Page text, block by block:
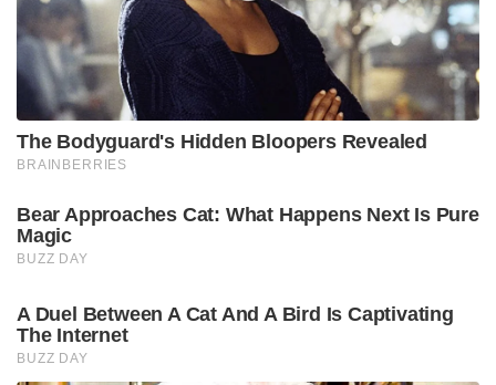
The Bodyguard's Hidden Bloopers Revealed
BRAINBERRIES
Bear Approaches Cat: What Happens Next Is Pure
Magic
BUZZ DAY
A Duel Between A Cat And A Bird Is Captivating
The Internet
BUZZ DAY